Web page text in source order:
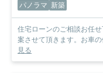
パノラマ 新築
住宅ローンのご相談お任
案させて頂きます。お車
見る